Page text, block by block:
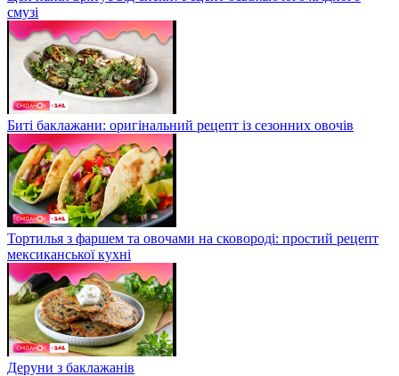
смузі
Биті баклажани: оригінальний рецепт із сезонних овочів
Тортилья з фаршем та овочами на сковороді: простий рецепт
мексиканської кухні
Деруни з баклажанів